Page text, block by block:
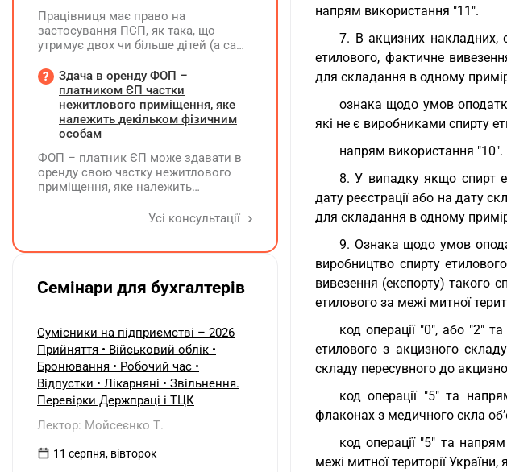
напрям використання "11".
7. В акцизних накладних,
етилового, фактичне
для складання в одному
ознака щодо умов
які не є виробниками спирту
напрям використання "10".
8. У випадку якщо спирт
дату реєстрації або на дату
для складання в одному
9. Ознака щодо умов
виробництво спирту
вивезення (експорту) такого
етилового за межі митної
код операції "0", або "2"
етилового з акцизного
складу пересувного до
код операції "5" та
флаконах з медичного скла
код операції "5" та
межі митної території
Працівниця має право на
застосування ПСП, як така, що
утримує двох чи більше дітей (а саме
одна дитина загинула. Як надалі
правильно застосовувати ПСП?
Працівниця має подати нову заяву
на застосування ПСП?
Здача в оренду ФОП –
платником ЄП частки
нежитлового приміщення, яке
належить декільком фізичним
особам
ФОП – платник ЄП може здавати в
оренду свою частку нежитлового
приміщення, яке належить
власності із поділом на частки
Усі консультації
Семінари для бухгалтерів
Сумісники на підприємстві – 2026
Прийняття • Військовий облік •
Бронювання • Робочий час •
Відпустки • Лікарняні • Звільнення.
Перевірки Держпраці і ТЦК
Лектор: Мойсеєнко Т.
11 серпня, вівторок